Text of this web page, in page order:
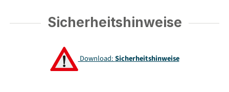
Sicherheitshinweise
Download:Sicherheitshinweise